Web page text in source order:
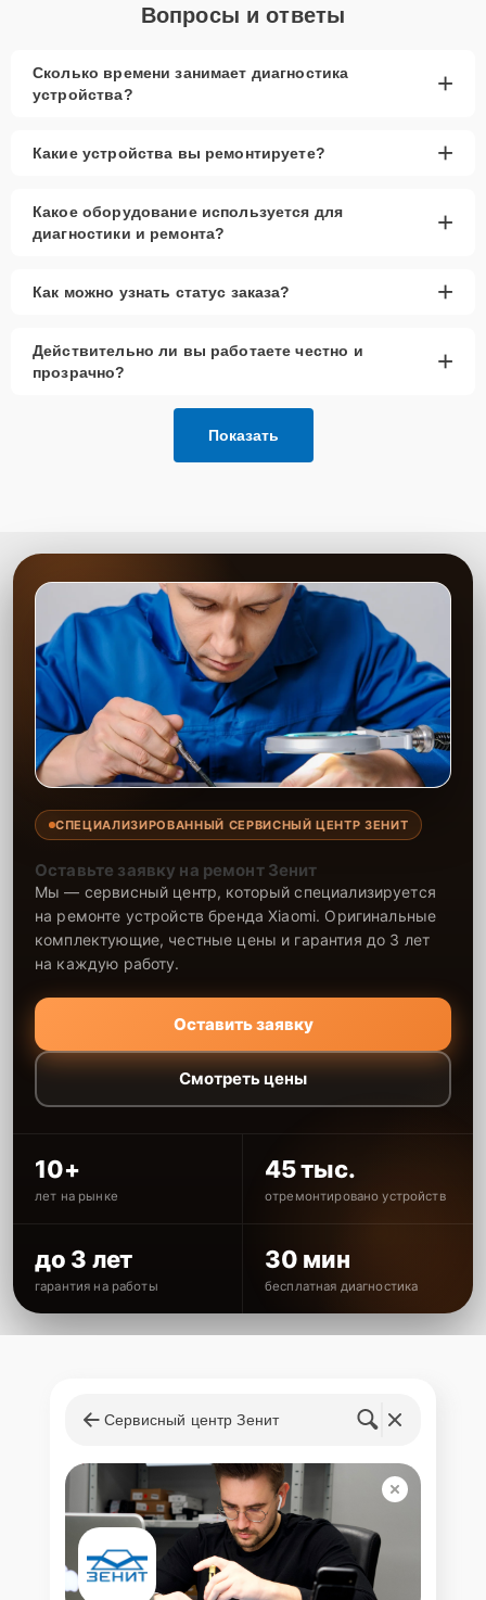
Вопросы и ответы
Сколько времени занимает диагностика
устройства?
+
Какие устройства вы ремонтируете? +
Какое оборудование используется для
диагностики и ремонта?
+
Как можно узнать статус заказа? +
Действительно ли вы работаете честно и
прозрачно?
+
Показать
СПЕЦИАЛИЗИРОВАННЫЙ СЕРВИСНЫЙ ЦЕНТР ЗЕНИТ
Оставьте заявку на ремонт Зенит
Мы — сервисный центр, который специализируется
на ремонте устройств бренда Xiaomi. Оригинальные
комплектующие, честные цены и гарантия до 3 лет
на каждую работу.
Оставить заявку
Смотреть цены
10+
лет на рынке
45 тыс.
отремонтировано устройств
до 3 лет
гарантия на работы
30 мин
бесплатная диагностика
Сервисный центр Зенит